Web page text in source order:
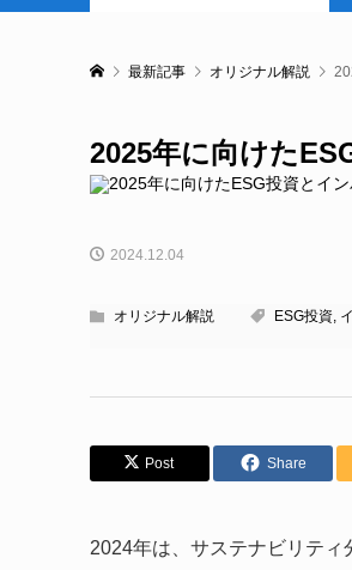
最新記事 オリジナル解説
2025年に向けた
2024.12.04
オリジナル解説 ESG投資,
Post Share
2024年は、サステナビリテ